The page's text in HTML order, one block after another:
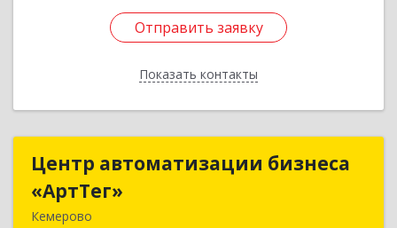
Отправить заявку
Показать контакты
Отправить заявку
Назад
Центр автоматизации бизнеса
«АртТег»
Кемерово
Центр автоматизации бизнеса